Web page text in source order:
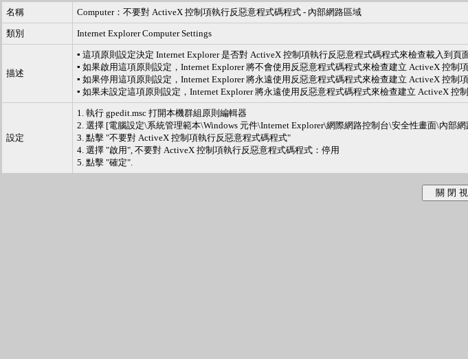
名稱 Computer：不要對 ActiveX 控制項執行反惡意程式碼程式 - 內部網路區域
類別 Internet Explorer Computer Settings
描述
▪ 這項原則設定決定 Internet Explorer 是否對 ActiveX 控制項執行反惡意程式碼程式來檢查載入到頁
▪ 如果啟用這項原則設定，Internet Explorer 將不會使用反惡意程式碼程式來檢查建立 ActiveX 控制
▪ 如果停用這項原則設定，Internet Explorer 將永遠使用反惡意程式碼程式來檢查建立 ActiveX 控制
▪ 如果未設定這項原則設定，Internet Explorer 將永遠使用反惡意程式碼程式來檢查建立 ActiveX
設定
1. 執行 gpedit.msc 打開本機群組原則編輯器
2. 選擇 [電腦設定\系統管理範本\Windows 元件\Internet Explorer\網際網路控制台\安全性畫面\內部
3. 點擊 "不要對 ActiveX 控制項執行反惡意程式碼程式"
4. 選擇 "啟用", 不要對 ActiveX 控制項執行反惡意程式碼程式：停用
5. 點擊 "確定".